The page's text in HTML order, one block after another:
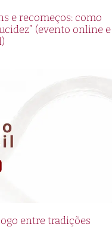
e recomeços: como
(evento online e
entre tradições